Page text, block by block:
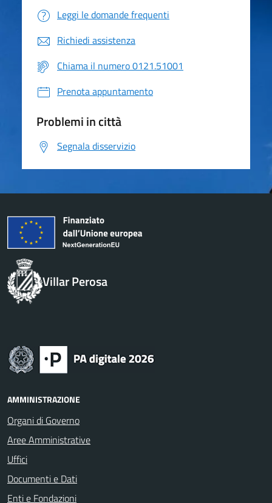
Leggi le domande frequenti
Richiedi assistenza
Chiama il numero 0121.51001
Prenota appuntamento
Problemi in città
Segnala disservizio
Villar Perosa
AMMINISTRAZIONE
Organi di Governo
Aree Amministrative
Uffici
Documenti e Dati
Enti e Fondazioni